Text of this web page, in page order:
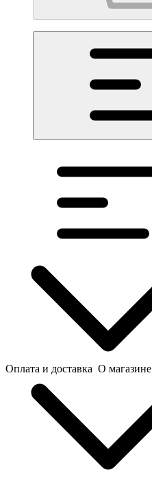
Оплата и доставка О магазине